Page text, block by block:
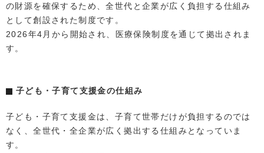
の財源を確保するため、全世代と企業が広く負担する仕組み
として創設された制度です。
2026年4月から開始され、医療保険制度を通じて拠出されま
す。
子ども・子育て支援金の仕組み
子ども・子育て支援金は、子育て世帯だけが負担するのでは
なく、全世代・全企業が広く拠出する仕組みとなっていま
す。